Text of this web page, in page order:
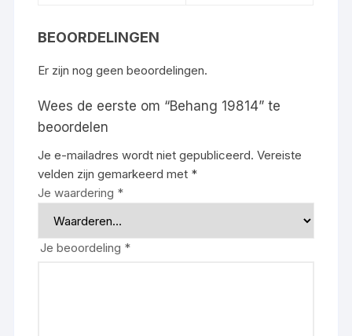
BEOORDELINGEN
Er zijn nog geen beoordelingen.
Wees de eerste om “Behang 19814” te
beoordelen
Je e-mailadres wordt niet gepubliceerd. Vereiste
velden zijn gemarkeerd met *
Je waardering *
Je beoordeling *